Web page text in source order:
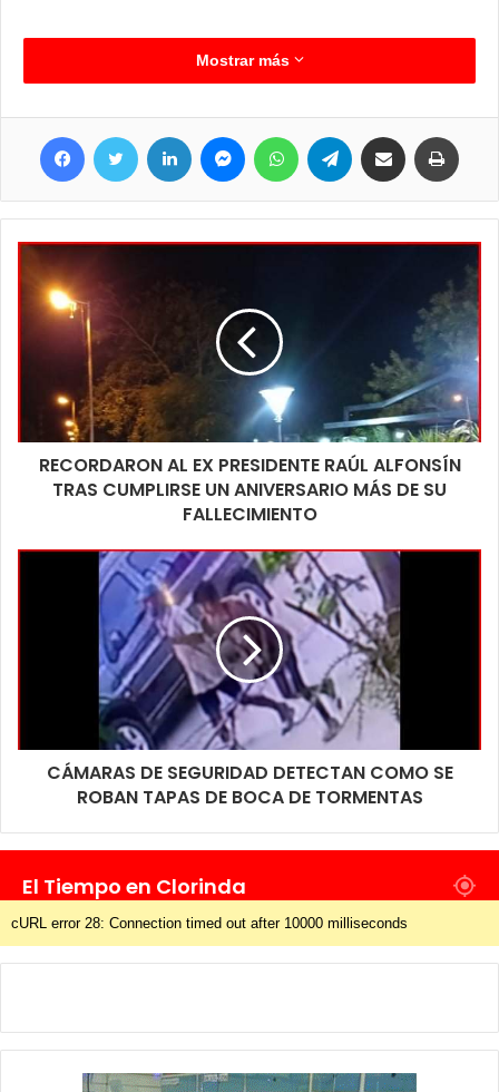
Mostrar más
Facebook Twitter LinkedIn MessengerWhatsApp Telegram Compartir por correo electrónico
RECORDARON AL EX PRESIDENTE RAÚL ALFONSÍN
TRAS CUMPLIRSE UN ANIVERSARIO MÁS DE SU
FALLECIMIENTO
CÁMARAS DE SEGURIDAD DETECTAN COMO SE
ROBAN TAPAS DE BOCA DE TORMENTAS
El Tiempo en Clorinda
cURL error 28: Connection timed out after 10000 milliseconds